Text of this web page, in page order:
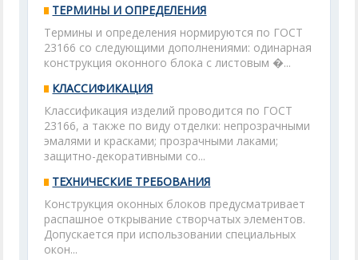
ТЕРМИНЫ И ОПРЕДЕЛЕНИЯ
Термины и определения нормируются по ГОСТ
23166 со следующими дополнениями: одинарная
конструкция оконного блока с листовым �...
КЛАССИФИКАЦИЯ
Классификация изделий проводится по ГОСТ
23166, а также по виду отделки: непрозрачными
эмалями и красками; прозрачными лаками;
защитно-декоративными со...
ТЕХНИЧЕСКИЕ ТРЕБОВАНИЯ
Конструкция оконных блоков предусматривает
распашное открывание створчатых элементов.
Допускается при использовании специальных
окон...